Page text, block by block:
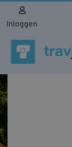
Inloggen